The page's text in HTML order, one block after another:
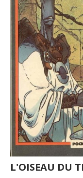
L'OISEAU DU